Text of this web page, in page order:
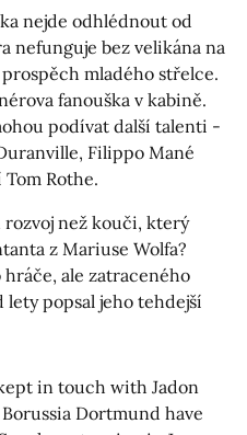
nejde odhlédnout od
nefunguje bez velikána na
mladého střelce.
fanouška v kabině.
podívat další talenti -
Filippo Mané
Rothe.
než kouči, který
z Mariuse Wolfa?
ale zatraceného
lety popsal jeho tehdejší
in touch with Jadon
Dortmund have